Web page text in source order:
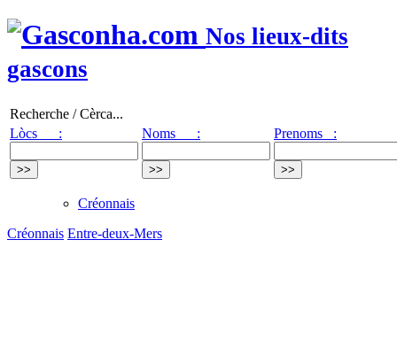
Nos lieux-dits
gascons
Recherche / Cèrca...
Lòcs :
Noms : Prenoms :
Créonnais
Créonnais Entre-deux-Mers